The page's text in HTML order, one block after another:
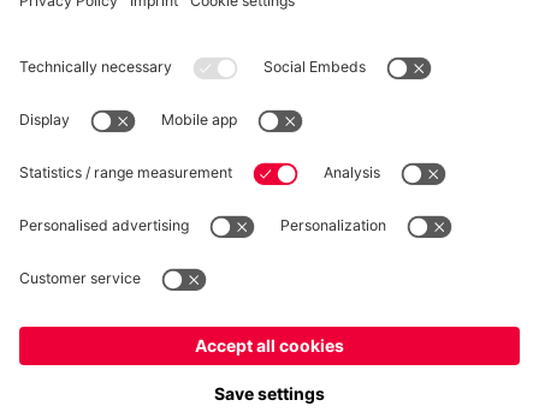
Plus de catégories
Paiement et livraisonFrancepour y livrer!
Mondialpour y livrer!